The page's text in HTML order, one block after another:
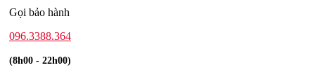
Gọi bảo hành
096.3388.364
(8h00 - 22h00)